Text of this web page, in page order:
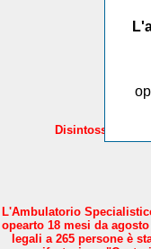
Disintossicare il
L'Ambulatorio
opearto 18 mesi da
legali a 265 persone è